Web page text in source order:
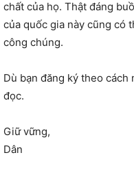
chất của họ. Thật đáng
của quốc gia này cũng có
công chúng.
Dù bạn đăng ký theo cách
đọc.
Giữ vững,
Dân